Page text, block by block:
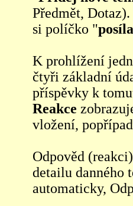
Předmět,
si políčko "
K prohlížení
čtyři základní
příspěvky k
Reakce
vložení,
Odpověd
detailu danného
automaticky,